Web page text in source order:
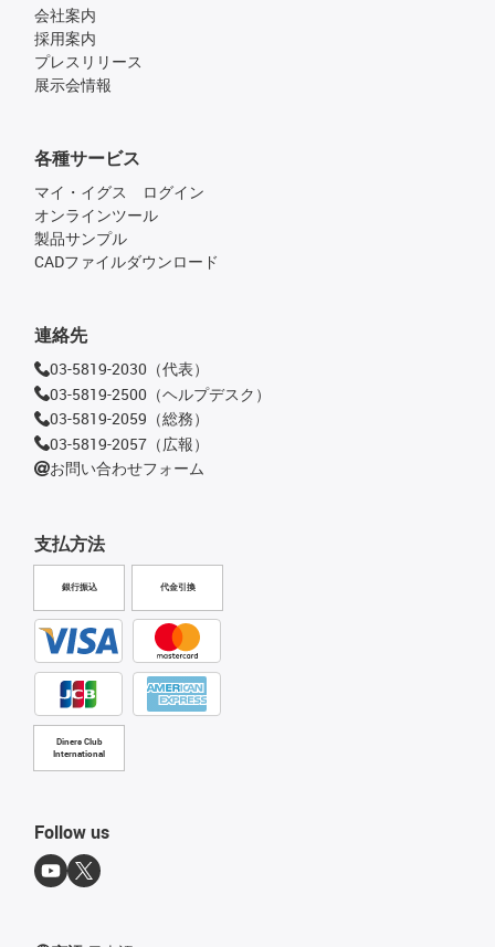
会社案内
採用案内
プレスリリース
展示会情報
支払方法
銀行振込 代金引換
Diners Club
International
各種サービス
マイ・イグス ログイン
オンラインツール
製品サンプル
CADファイルダウンロード
連絡先
03-5819-2030（代表）
03-5819-2500（ヘルプデスク）
03-5819-2059（総務）
03-5819-2057（広報）
お問い合わせフォーム
Follow us